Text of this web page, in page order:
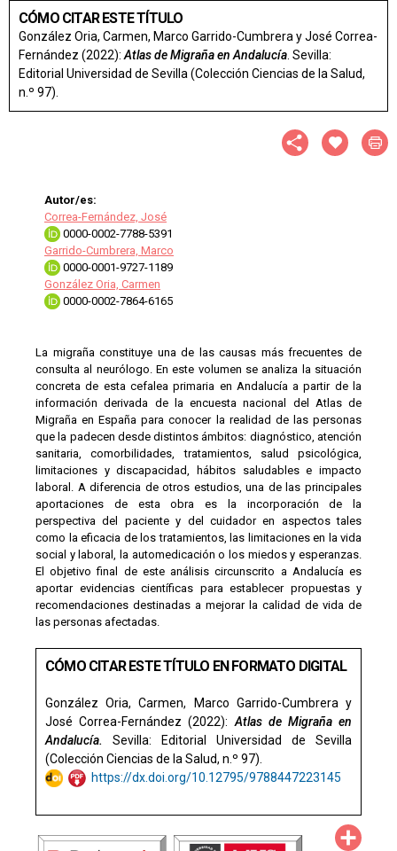
CÓMO CITAR ESTE TÍTULO
González Oria, Carmen, Marco Garrido-Cumbrera y José Correa-
Fernández (2022): Atlas de Migraña en Andalucía . Sevilla:
Editorial Universidad de Sevilla (Colección Ciencias de la Salud,
n.º 97).
Autor/es:
Correa-Fernández, José
0000-0002-7788-5391
Garrido-Cumbrera, Marco
0000-0001-9727-1189
González Oria, Carmen
0000-0002-7864-6165
La migraña constituye una de las causas más frecuentes de
consulta al neurólogo. En este volumen se analiza la situación
concreta de esta cefalea primaria en Andalucía a partir de la
información derivada de la encuesta nacional del Atlas de
Migraña en España para conocer la realidad de las personas
que la padecen desde distintos ámbitos: diagnóstico, atención
sanitaria, comorbilidades, tratamientos, salud psicológica,
limitaciones y discapacidad, hábitos saludables e impacto
laboral. A diferencia de otros estudios, una de las principales
aportaciones de esta obra es la incorporación de la
perspectiva del paciente y del cuidador en aspectos tales
como la eficacia de los tratamientos, las limitaciones en la vida
social y laboral, la automedicación o los miedos y esperanzas.
El objetivo final de este análisis circunscrito a Andalucía es
aportar evidencias científicas para establecer propuestas y
recomendaciones destinadas a mejorar la calidad de vida de
las personas afectadas.
CÓMO CITAR ESTE TÍTULO EN FORMATO DIGITAL
González Oria, Carmen, Marco Garrido-Cumbrera y
José Correa-Fernández (2022): Atlas de Migraña en
Andalucía.
Sevilla: Editorial Universidad de Sevilla
(Colección Ciencias de la Salud, n.º 97).
https://dx.doi.org/10.12795/9788447223145